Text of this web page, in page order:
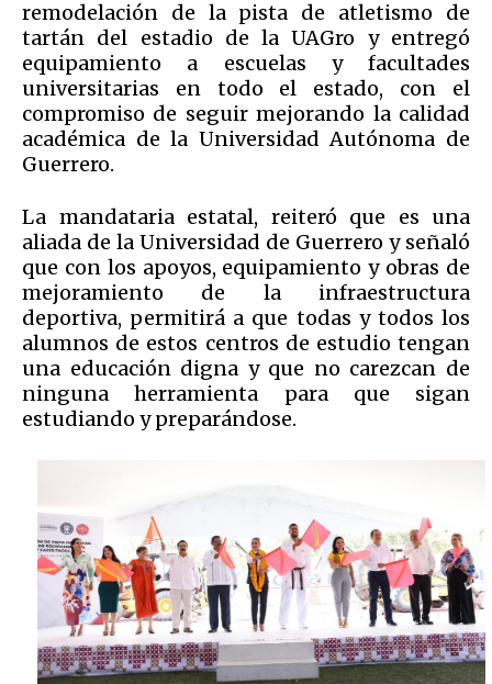
remodelación de la pista de atletismo de
tartán del estadio de la UAGro y entregó
equipamiento a escuelas y facultades
universitarias en todo el estado, con el
compromiso de seguir mejorando la calidad
académica de la Universidad Autónoma de
Guerrero.
La mandataria estatal, reiteró que es una
aliada de la Universidad de Guerrero y señaló
que con los apoyos, equipamiento y obras de
mejoramiento de la infraestructura
deportiva, permitirá a que todas y todos los
alumnos de estos centros de estudio tengan
una educación digna y que no carezcan de
ninguna herramienta para que sigan
estudiando y preparándose.